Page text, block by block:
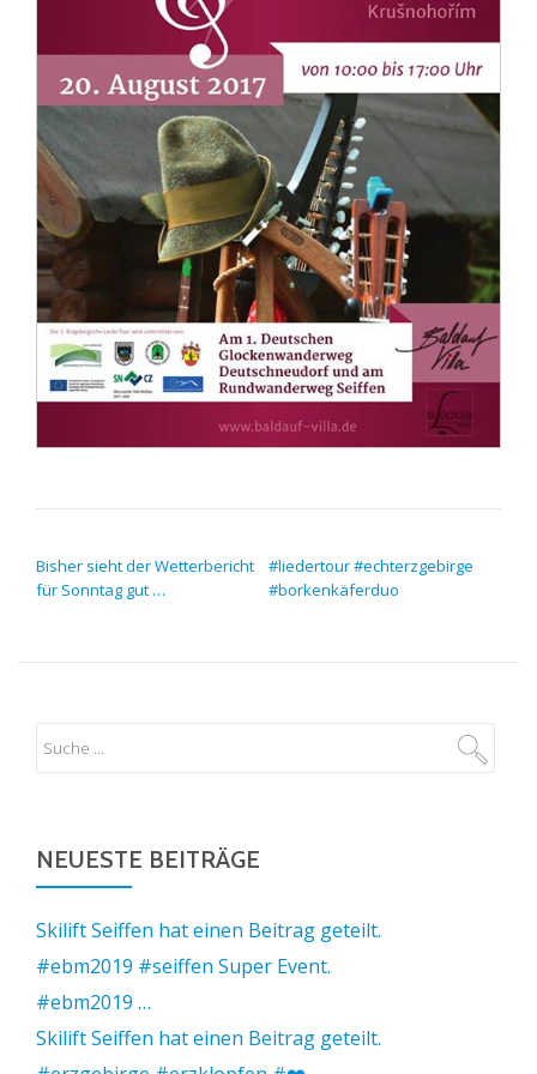
Bisher sieht der Wetterbericht
für Sonntag gut …
#liedertour #echterzgebirge
#borkenkäferduo
NEUESTE BEITRÄGE
Skilift Seiffen hat einen Beitrag geteilt.
#ebm2019 #seiffen Super Event.
#ebm2019 …
Skilift Seiffen hat einen Beitrag geteilt.